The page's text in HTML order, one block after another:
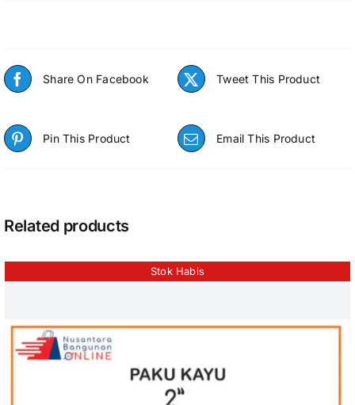
Share On Facebook Tweet This Product
Pin This Product Email This Product
Related products
Stok Habis